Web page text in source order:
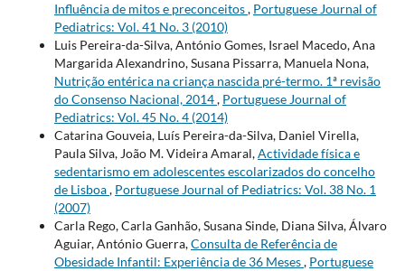
Influência de mitos e preconceitos, Portuguese Journal of
Pediatrics: Vol. 41 No. 3 (2010)
Luis Pereira-da-Silva, António Gomes, Israel Macedo, Ana
Margarida Alexandrino, Susana Pissarra, Manuela Nona,
Nutrição entérica na criança nascida pré-termo. 1ª revisão
do Consenso Nacional, 2014, Portuguese Journal of
Pediatrics: Vol. 45 No. 4 (2014)
Catarina Gouveia, Luís Pereira-da-Silva, Daniel Virella,
Paula Silva, João M. Videira Amaral,Actividade física e
sedentarismo em adolescentes escolarizados do concelho
de Lisboa, Portuguese Journal of Pediatrics: Vol. 38 No. 1
(2007)
Carla Rego, Carla Ganhão, Susana Sinde, Diana Silva, Álvaro
Aguiar, António Guerra,Consulta de Referência de
Obesidade Infantil: Experiência de 36 Meses, Portuguese